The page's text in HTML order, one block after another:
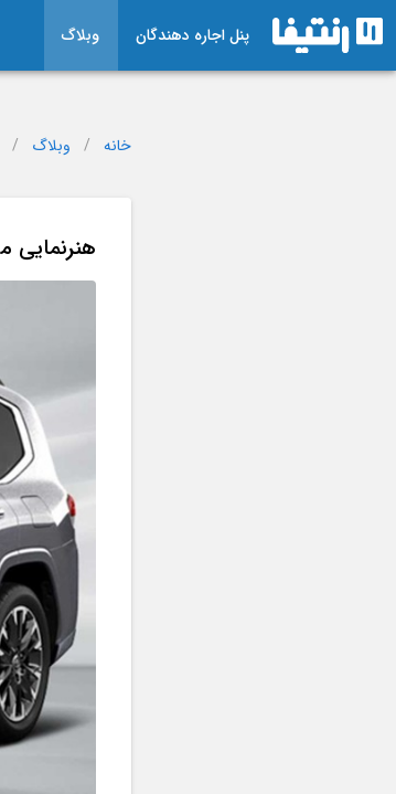
پنل اجاره دهندگان وبلاگ
خانه / وبلاگ /
هنرنمایی